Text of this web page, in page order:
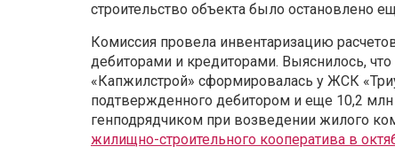
строительство объекта было остановлено
Комиссия провела инвентаризацию
дебиторами и кредиторами. Выяснилось,
«Капжилстрой» сформировалась у ЖСК
подтвержденного дебитором и еще 10,2
генподрядчиком при возведении жилого
жилищно-строительного кооператива в